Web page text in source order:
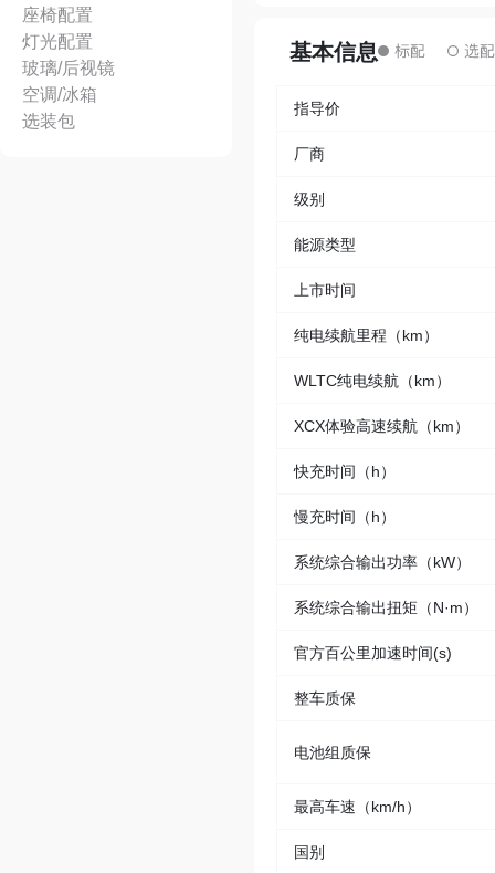
座椅配置
灯光配置
玻璃/后视镜
空调/冰箱
选装包
基本信息
指导价
厂商
级别
能源类型
上市时间
纯电续航里程（km）
WLTC纯电续航（km）
XCX体验高速续航（km）
快充时间（h）
慢充时间（h）
系统综合输出功率（kW）
系统综合输出扭矩（N·m）
官方百公里加速时间(s)
整车质保
电池组质保
最高车速（km/h）
国别